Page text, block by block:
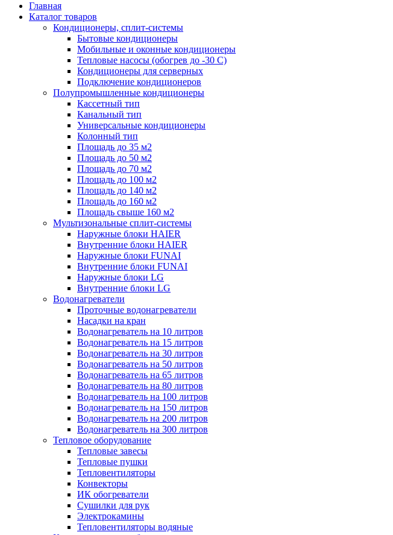
Главная
Каталог товаров
Кондиционеры, сплит-системы
Бытовые кондиционеры
Мобильные и оконные кондиционеры
Тепловые насосы (обогрев до -30 C)
Кондиционеры для серверных
Подключение кондиционеров
Полупромышленные кондиционеры
Кассетный тип
Канальный тип
Универсальные кондиционеры
Колонный тип
Площадь до 35 м2
Площадь до 50 м2
Площадь до 70 м2
Площадь до 100 м2
Площадь до 140 м2
Площадь до 160 м2
Площадь свыше 160 м2
Мультизональные сплит-системы
Наружные блоки HAIER
Внутренние блоки HAIER
Hаружные блоки FUNAI
Внутренние блоки FUNAI
Наружные блоки LG
Внутренние блоки LG
Водонагреватели
Проточные водонагреватели
Наcадки на кран
Водонагреватель на 10 литров
Водонагреватель на 15 литров
Водонагреватель на 30 литров
Водонагреватель на 50 литров
Водонагреватель на 65 литров
Водонагреватель на 80 литров
Водонагреватель на 100 литров
Водонагреватель на 150 литров
Водонагреватель на 200 литров
Водонагреватель на 300 литров
Тепловое оборудование
Тепловые завесы
Тепловые пушки
Тепловентиляторы
Конвекторы
ИК обогреватели
Сушилки для рук
Электрокамины
Тепловентиляторы водяные